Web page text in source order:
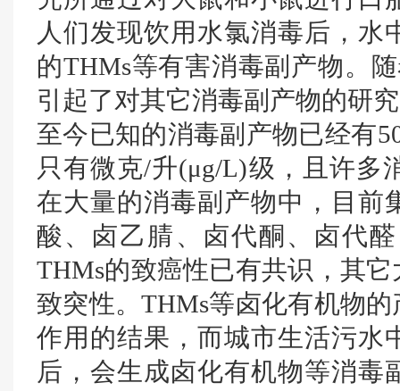
人们发现饮用水氯消毒后，
的THMs等有害消毒副产物。
引起了对其它消毒副产物的研
至今已知的消毒副产物已经有
只有微克/升(μg/L)级，且许多
在大量的消毒副产物中，目前
酸、卤乙腈、卤代酮、卤代
THMs的致癌性已有共识，其
致突性。THMs等卤化有机物
作用的结果，而城市生活污水
后，会生成卤化有机物等消毒